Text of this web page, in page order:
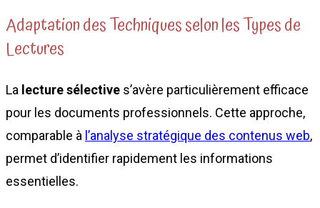
Adaptation des Techniques selon les Types de
Lectures
La lecture sélective s’avère particulièrement efficace
pour les documents professionnels. Cette approche,
comparable à l’analyse stratégique des contenus web,
permet d’identifier rapidement les informations
essentielles.